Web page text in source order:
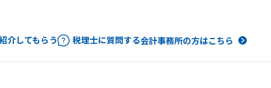
介してもらう 税理士に質問する会計事務所の方はこちら